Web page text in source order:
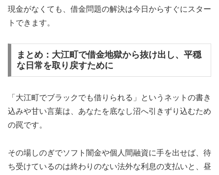
現金がなくても、借金問題の解決は今日からすぐにスター
トできます。
まとめ：大江町で借金地獄から抜け出し、平穏
な日常を取り戻すために
「大江町でブラックでも借りられる」というネットの書き
込みや甘い言葉は、あなたを底なし沼へ引きずり込むため
の罠です。
その場しのぎでソフト闇金や個人間融資に手を出せば、待
ち受けているのは終わりのない法外な利息の支払いと、昼